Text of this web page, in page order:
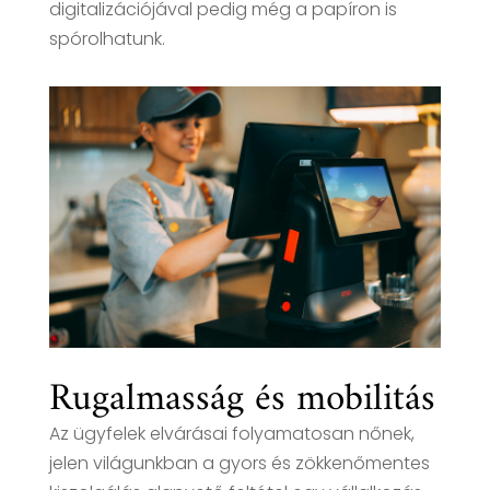
digitalizációjával pedig még a papíron is
spórolhatunk.
Rugalmasság és mobilitás
Az ügyfelek elvárásai folyamatosan nőnek,
jelen világunkban a gyors és zökkenőmentes